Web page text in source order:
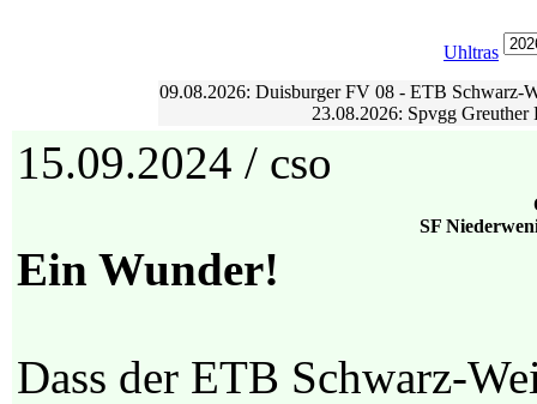
Uhltras
09.08.2026: Duisburger FV 08 - ETB Schwarz-
23.08.2026: Spvgg
15.09.2024 / cso
SF
Ein Wunder!
Dass der ETB Schwarz-